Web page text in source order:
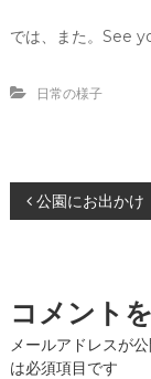
では、また。See
日常の様子
投
ナ
ビ
公園にお出かけ
コメント
メールアドレスが
は必須項目です